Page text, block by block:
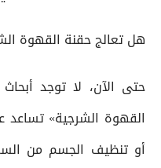
هل تعالج حقنة القهوة
حتى الآن، لا توجد
القهوة الشرجية» تساعد
أو تنظيف الجسم من